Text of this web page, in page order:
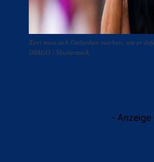
Xavi muss sich Gedanken machen, wie er
IMAGO / Shutterstock
- Anzeige